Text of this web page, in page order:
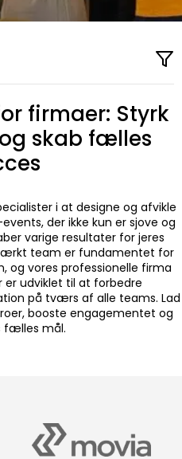
firmaer: Styrk
skab fælles
i at designe og afvikle
der ikke kun er sjove og
varige resultater for jeres
team er fundamentet for
og vores professionelle firma
udviklet til at forbedre
på tværs af alle teams. Lad
booste engagementet og
fælles mål.